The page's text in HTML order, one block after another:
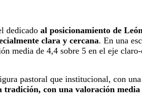
dedicado al posicionamiento de
clara y cercana. En una
media de 4,4 sobre 5 en el eje
pastoral que institucional, con
con una valoración media